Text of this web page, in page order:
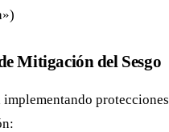
Mitigación del Sesgo
implementando